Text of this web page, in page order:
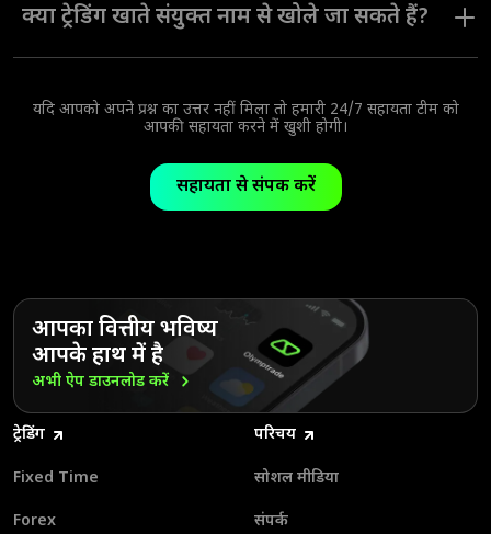
क्या ट्रेडिंग खाते संयुक्त नाम से खोले जा सकते हैं?
एक ट्रेडिंग खाता केवल एक ही उपयोगकर्ता के लिए एक ही यूज़र नेम से खोला जा
यदि आपको अपने प्रश्न का उत्तर नहीं मिला तो हमारी 24/7 सहायता टीम को
आपकी सहायता करने में खुशी होगी।
सहायता से संपर्क करें
आपका वित्तीय भविष्य
आपके हाथ में है
अभी ऐप डाउनलोड करें
ट्रेडिंग
Fixed Time
Forex
परिचय
सोशल मीडिया
संपर्क